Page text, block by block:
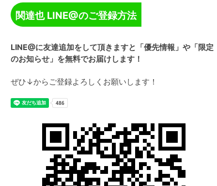
関達也 LINE@のご登録方法
LINE@に友達追加をして頂きますと「優先情報」や「限定
のお知らせ」を無料でお届けします！
ぜひ↓からご登録よろしくお願いします！